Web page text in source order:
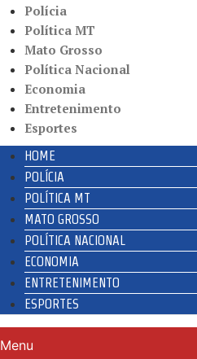
Polícia
Política MT
Mato Grosso
Política Nacional
Economia
Entretenimento
Esportes
HOME
POLÍCIA
POLÍTICA MT
MATO GROSSO
POLÍTICA NACIONAL
ECONOMIA
ENTRETENIMENTO
ESPORTES
Menu